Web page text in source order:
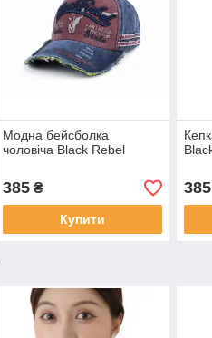
Модна бейсболка
чоловіча Black Rebel
385₴
Купити
385